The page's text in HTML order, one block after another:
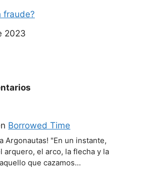
fraude?
2023
Borrowed Time
Argonautas! "En un instante,
arquero, el arco, la flecha y la
que cazamos…